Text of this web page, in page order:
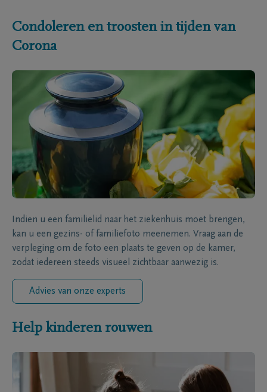
Condoleren en troosten in tijden van
Corona
Indien u een familielid naar het ziekenhuis moet brengen,
kan u een gezins- of familiefoto meenemen. Vraag aan de
verpleging om de foto een plaats te geven op de kamer,
zodat iedereen steeds visueel zichtbaar aanwezig is.
Advies van onze experts
Help kinderen rouwen